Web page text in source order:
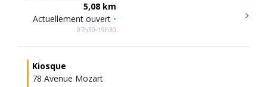
5,08 km
Actuellement ouvert •
07h30-19h30
Kiosque
78 Avenue Mozart